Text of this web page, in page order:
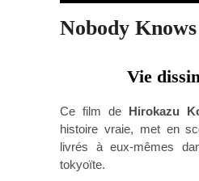
Nobody Knows
Vie
Ce film de Hirokazu
histoire vraie, met en
livrés à eux-mêmes
tokyoïte.